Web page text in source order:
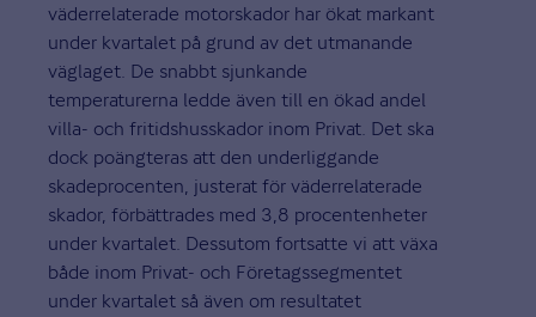
väderrelaterade motorskador har ökat markant
under kvartalet på grund av det utmanande
väglaget. De snabbt sjunkande
temperaturerna ledde även till en ökad andel
villa- och fritidshusskador inom Privat. Det ska
dock poängteras att den underliggande
skadeprocenten, justerat för väderrelaterade
skador, förbättrades med 3,8 procentenheter
under kvartalet. Dessutom fortsatte vi att växa
både inom Privat- och Företagssegmentet
under kvartalet så även om resultatet